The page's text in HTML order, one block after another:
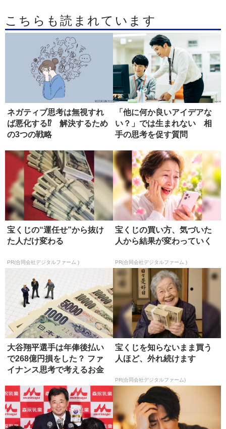
こちらも読まれています
ネガティブ思考は無視すれ
ば悪化する⁉ 解決するため
の3つの戦略
「他に何か良いアイデアな
い？」では生まれない 相
手の思考を促す質問
宝くじの“運任せ”から抜け
た人だけ変わる
PR(合同会社デジタルファーム )
宝くじの買い方、気づいた
人から結果が変わっていく
PR(合同会社デジタルファーム )
大谷翔平選手は年俸後払い
で268億円損をした？ ファ
イナンス思考で考えるお金
宝くじを知らないまま買う
人ほど、外れ続けます
PR(合同会社デジタルファーム)